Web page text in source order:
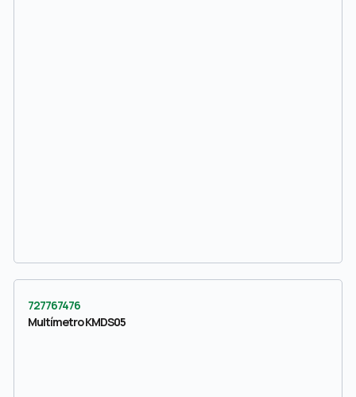
727767476
Multímetro KMDS05